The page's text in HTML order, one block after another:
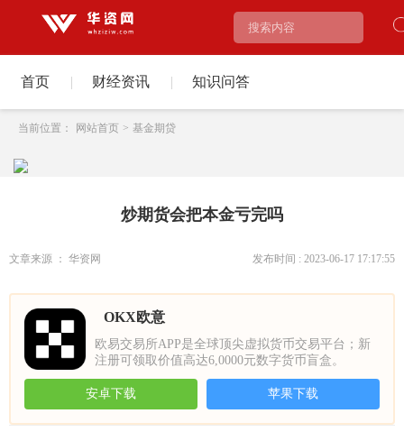
首页 | 财经资讯 | 知识问答
当前位置： 网站首页 > 基金期贷
炒期货会把本金亏完吗
文章来源 ： 华资网 发布时间 : 2023-06-17 17:17:55
OKX欧意
欧易交易所APP是全球顶尖虚拟货币交易平台；新
注册可领取价值高达6,0000元数字货币盲盒。
安卓下载 苹果下载